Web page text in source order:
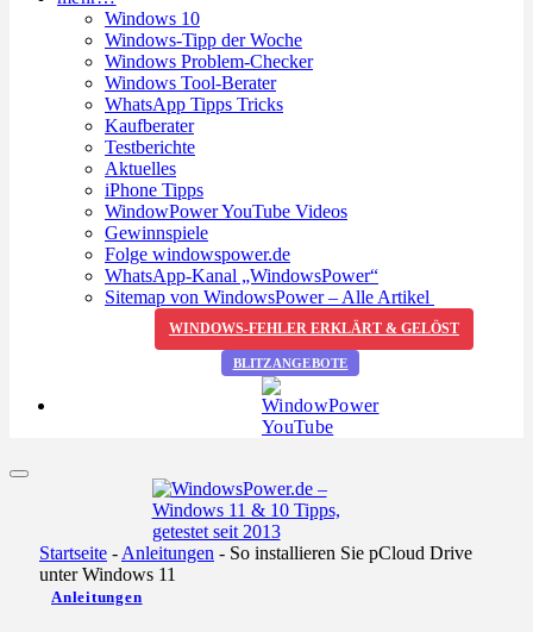
Windows 10
Windows-Tipp der Woche
Windows Problem-Checker
Windows Tool-Berater
WhatsApp Tipps Tricks
Kaufberater
Testberichte
Aktuelles
iPhone Tipps
WindowPower YouTube Videos
Gewinnspiele
Folge windowspower.de
WhatsApp-Kanal „WindowsPower“
Sitemap von WindowsPower – Alle Artikel
WINDOWS-FEHLER ERKLÄRT & GELÖST
BLITZANGEBOTE
Startseite - Anleitungen - So installieren Sie pCloud Drive
unter Windows 11
Anleitungen